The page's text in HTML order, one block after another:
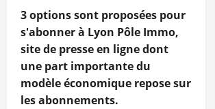
3 options sont proposées pour
s'abonner à Lyon Pôle Immo,
site de presse en ligne dont
une part importante du
modèle économique repose sur
les abonnements.